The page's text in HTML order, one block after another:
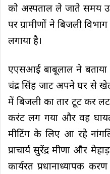
को अस्पताल ले जाते समय
पर ग्रामीणों ने बिजली
लगाया है।
एएसआई बाबूलाल ने
चंद्र सिंह जाट अपने घर से खेत
में बिजली का तार टूट कर
करंट लग गया और वह
मीटिंग के लिए आ रहे
प्राचार्य सुरेंद्र मीणा और
कार्यरत प्रधानाध्यापक